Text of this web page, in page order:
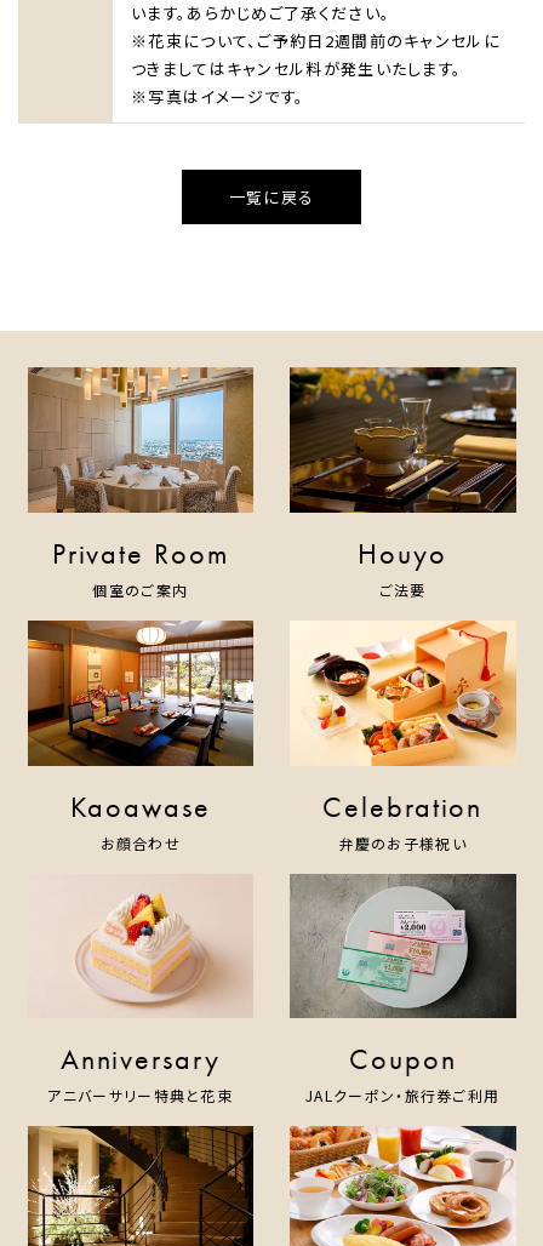
HOME
ホテルのコンセプト
ウエディング
One Harmony
います。あらかじめご了承ください。
※花束について、ご予約日2週間前のキャンセルに
つきましてはキャンセル料が発生いたします。
※写真はイメージです。
一覧に戻る
Private Room
個室のご案内
Houyo
ご法要
Kaoawase
お顔合わせ
Celebration
弁慶のお子様祝い
Anniversary
アニバーサリー特典と花束
Coupon
JALクーポン・旅行券ご利用